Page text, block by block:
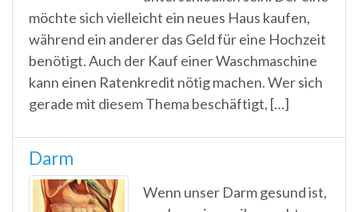
möchte sich vielleicht ein neues Haus kaufen,
während ein anderer das Geld für eine Hochzeit
benötigt. Auch der Kauf einer Waschmaschine
kann einen Ratenkredit nötig machen. Wer sich
gerade mit diesem Thema beschäftigt, […]
Darm
Wenn unser Darm gesund ist,